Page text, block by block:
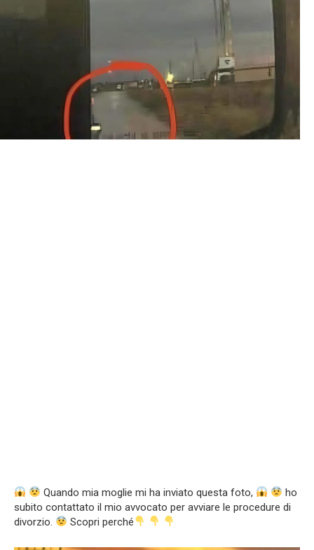
Quando mia moglie mi ha inviato questa foto,
ho
subito contattato il mio avvocato per avviare le procedure di
divorzio.
Scopri perché